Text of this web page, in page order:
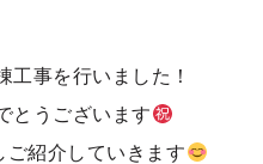
工事を行いました！
とうございます
ご紹介していきます